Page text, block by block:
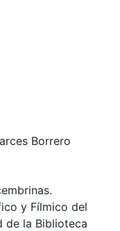
Borrero
y Fílmico del
de la Biblioteca